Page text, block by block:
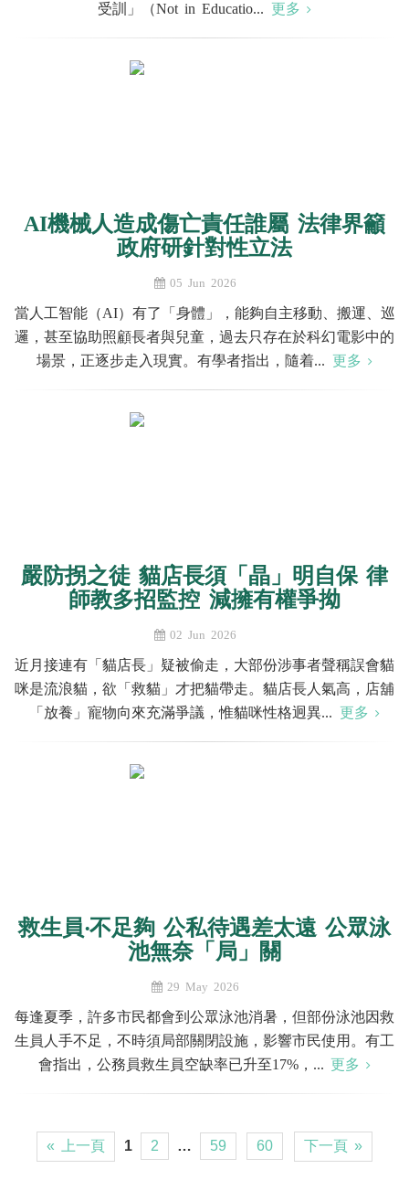
受訓」（Not in Educatio... 更多
AI機械人造成傷亡責任誰屬 法律界籲
政府研針對性立法
05 Jun 2026
當人工智能（AI）有了「身體」，能夠自主移動、搬運、巡
邏，甚至協助照顧長者與兒童，過去只存在於科幻電影中的
場景，正逐步走入現實。有學者指出，隨着... 更多
嚴防拐之徒 貓店長須「晶」明自保 律
師教多招監控 減擁有權爭拗
02 Jun 2026
近月接連有「貓店長」疑被偷走，大部份涉事者聲稱誤會貓
咪是流浪貓，欲「救貓」才把貓帶走。貓店長人氣高，店舖
「放養」寵物向來充滿爭議，惟貓咪性格迥異... 更多
救生員‧不足夠 公私待遇差太遠 公眾泳
池無奈「局」關
29 May 2026
每逢夏季，許多市民都會到公眾泳池消暑，但部份泳池因救
生員人手不足，不時須局部關閉設施，影響市民使用。有工
會指出，公務員救生員空缺率已升至17%，... 更多
« 上一頁 1 2 … 59 60 下一頁 »